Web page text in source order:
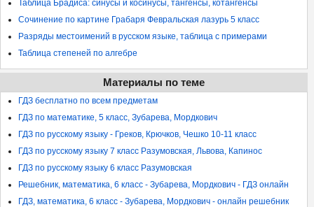
Таблица Брадиса: синусы и косинусы, тангенсы, котангенсы
Сочинение по картине Грабаря Февральская лазурь 5 класс
Разряды местоимений в русском языке, таблица с примерами
Таблица степеней по алгебре
Материалы по теме
ГДЗ бесплатно по всем предметам
ГДЗ по математике, 5 класс, Зубарева, Мордкович
ГДЗ по русскому языку - Греков, Крючков, Чешко 10-11 класс
ГДЗ по русскому языку 7 класс Разумовская, Львова, Капинос
ГДЗ по русскому языку 6 класс Разумовская
Решебник, математика, 6 класс - Зубарева, Мордкович - ГДЗ онлайн
ГДЗ, математика, 6 класс - Зубарева, Мордкович - онлайн решебник